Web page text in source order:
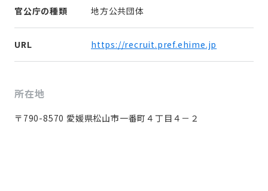
官公庁の種類 地方公共団体
URL https://recruit.pref.ehime.jp
所在地
〒790-8570 愛媛県松山市一番町４丁目４－２